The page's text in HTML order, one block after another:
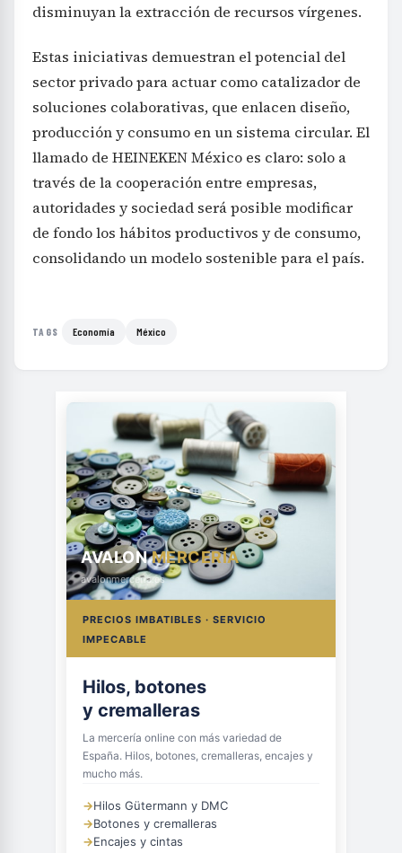
disminuyan la extracción de recursos vírgenes.
Estas iniciativas demuestran el potencial del
sector privado para actuar como catalizador de
soluciones colaborativas, que enlacen diseño,
producción y consumo en un sistema circular. El
llamado de HEINEKEN México es claro: solo a
través de la cooperación entre empresas,
autoridades y sociedad será posible modificar
de fondo los hábitos productivos y de consumo,
consolidando un modelo sostenible para el país.
TAGS Economía México
AVALONMERCERÍA
avalonmerceria.es
PRECIOS IMBATIBLES · SERVICIO
IMPECABLE
Hilos, botones
y cremalleras
La mercería online con más variedad de
España. Hilos, botones, cremalleras, encajes y
mucho más.
→Hilos Gütermann y DMC
→Botones y cremalleras
→Encajes y cintas